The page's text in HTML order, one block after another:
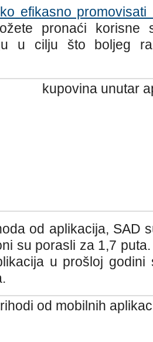
efikasno
pronaći korisne
u cilju što boljeg
od aplikacija, SAD
su porasli za 1,7
u prošloj